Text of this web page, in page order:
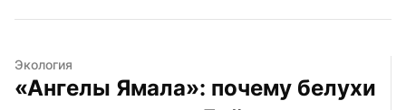
Экология
«Ангелы Ямала»: почему белухи